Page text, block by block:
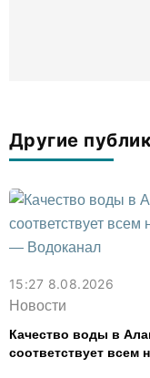
Другие
15:27 8.08.2026
Новости
Качество воды в
соответствует всем